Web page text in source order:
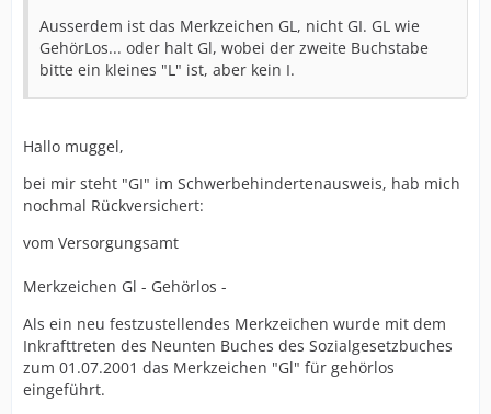
Ausserdem ist das Merkzeichen GL, nicht GI. GL wie
GehörLos... oder halt Gl, wobei der zweite Buchstabe
bitte ein kleines "L" ist, aber kein I.
Hallo muggel,
bei mir steht "GI" im Schwerbehindertenausweis, hab mich
nochmal Rückversichert:
vom Versorgungsamt
Merkzeichen Gl - Gehörlos -
Als ein neu festzustellendes Merkzeichen wurde mit dem
Inkrafttreten des Neunten Buches des Sozialgesetzbuches
zum 01.07.2001 das Merkzeichen "Gl" für gehörlos
eingeführt.